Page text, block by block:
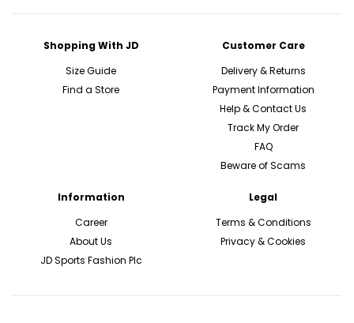
Shopping With JD
Size Guide
Find a Store
Customer Care
Delivery & Returns
Payment Information
Help & Contact Us
Track My Order
FAQ
Beware of Scams
Information
Career
About Us
JD Sports Fashion Plc
Legal
Terms & Conditions
Privacy & Cookies